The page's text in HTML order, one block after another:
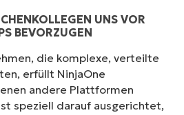
UNS VOR
BEVORZUGEN
die komplexe, verteilte
erfüllt NinjaOne
andere Plattformen
speziell darauf ausgerichtet,